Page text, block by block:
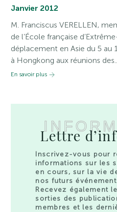
Janvier 2012
M. Franciscus VERELLEN,
de l’École française
déplacement en Asie du 5 au
à Hongkong aux réunions
En savoir plus
Lettre
Inscrivez-vous pour
informations sur les
en cours, sur la vie
nos futurs
Recevez également
sorties des
membres et les